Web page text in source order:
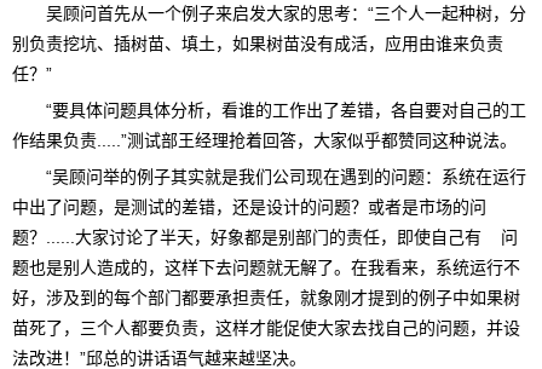
吴顾问首先从一个例子来启发大家的思考：“三个人一起种树，分
别负责挖坑、插树苗、填土，如果树苗没有成活，应用由谁来负责
任？”
“要具体问题具体分析，看谁的工作出了差错，各自要对自己的工
作结果负责.....”测试部王经理抢着回答，大家似乎都赞同这种说法。
“吴顾问举的例子其实就是我们公司现在遇到的问题：系统在运行
中出了问题，是测试的差错，还是设计的问题？或者是市场的问
题？......大家讨论了半天，好象都是别部门的责任，即使自己有 问
题也是别人造成的，这样下去问题就无解了。在我看来，系统运行不
好，涉及到的每个部门都要承担责任，就象刚才提到的例子中如果树
苗死了，三个人都要负责，这样才能促使大家去找自己的问题，并设
法改进！”邱总的讲话语气越来越坚决。